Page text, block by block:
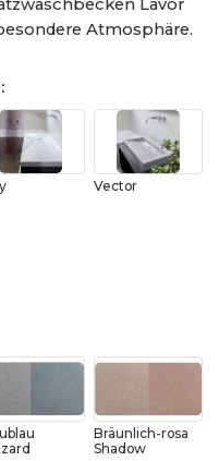
Lavor
Atmosphäre.
:
Vector
Bräunlich-rosa
Shadow